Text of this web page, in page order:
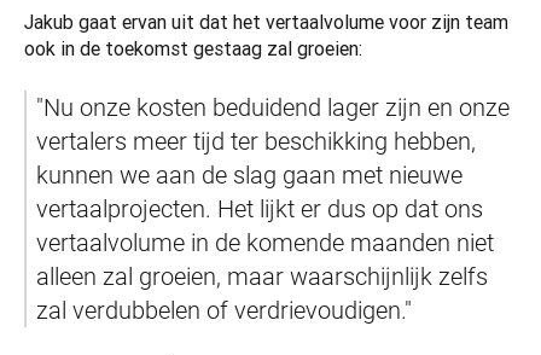
Jakub gaat ervan uit dat het vertaalvolume voor zijn team
ook in de toekomst gestaag zal groeien:
"Nu onze kosten beduidend lager zijn en onze
vertalers meer tijd ter beschikking hebben,
kunnen we aan de slag gaan met nieuwe
vertaalprojecten. Het lijkt er dus op dat ons
vertaalvolume in de komende maanden niet
alleen zal groeien, maar waarschijnlijk zelfs
zal verdubbelen of verdrievoudigen."